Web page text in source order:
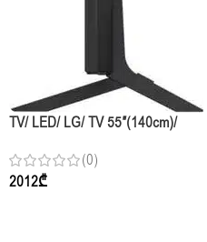
TV/ LED/ LG/ TV 55″(140cm)/
(0)
2012₾